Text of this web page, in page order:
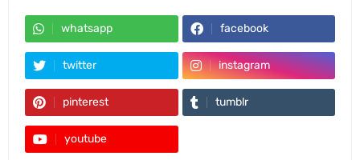
whatsapp facebook
twitter instagram
pinterest tumblr
youtube